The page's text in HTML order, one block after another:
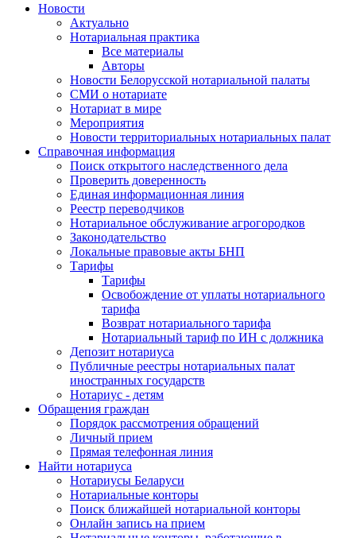
Новости
Актуально
Нотариальная практика
Все материалы
Авторы
Новости Белорусской нотариальной палаты
СМИ о нотариате
Нотариат в мире
Мероприятия
Новости территориальных нотариальных палат
Справочная информация
Поиск открытого наследственного дела
Проверить доверенность
Единая информационная линия
Реестр переводчиков
Нотариальное обслуживание агрогородков
Законодательство
Локальные правовые акты БНП
Тарифы
Тарифы
Освобождение от уплаты нотариального
тарифа
Возврат нотариального тарифа
Нотариальный тариф по ИН с должника
Депозит нотариуса
Публичные реестры нотариальных палат
иностранных государств
Нотариус - детям
Обращения граждан
Порядок рассмотрения обращений
Личный прием
Прямая телефонная линия
Найти нотариуса
Нотариусы Беларуси
Нотариальные конторы
Поиск ближайшей нотариальной конторы
Онлайн запись на прием